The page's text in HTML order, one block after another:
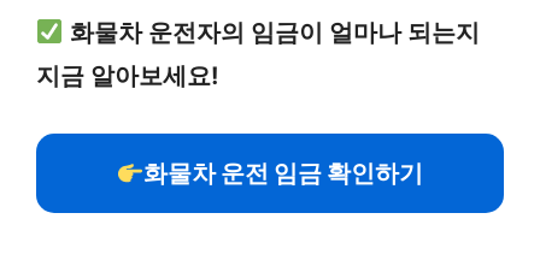
화물차 운전자의 임금이 얼마나 되는지
지금 알아보세요!
화물차 운전 임금 확인하기